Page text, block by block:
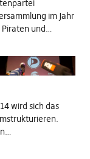
im Jahr
Piraten und…
wird sich das